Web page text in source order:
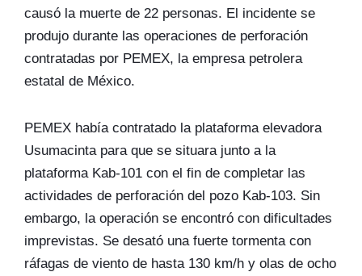
causó la muerte de 22 personas. El incidente se
produjo durante las operaciones de perforación
contratadas por PEMEX, la empresa petrolera
estatal de México.
PEMEX había contratado la plataforma elevadora
Usumacinta para que se situara junto a la
plataforma Kab-101 con el fin de completar las
actividades de perforación del pozo Kab-103. Sin
embargo, la operación se encontró con dificultades
imprevistas. Se desató una fuerte tormenta con
ráfagas de viento de hasta 130 km/h y olas de ocho